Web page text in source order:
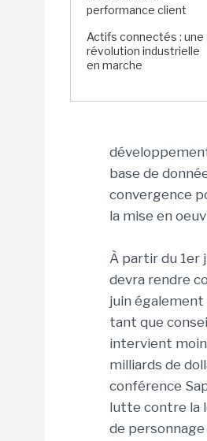
performance client
Actifs connectés : une
révolution industrielle
en marche
base de
convergence
la mise en
À partir du 1er
devra rendre
juin également
tant que
intervient
milliards de
conférence
lutte contre la
de